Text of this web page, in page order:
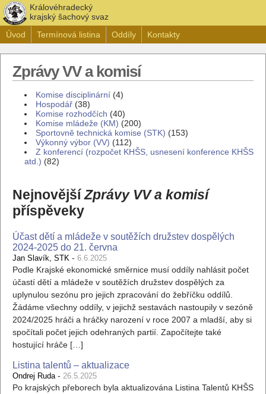
Královéhradecký
krajský šachový svaz
Úvod
Termínová listina Oddíly Kontakty
Zprávy VV a komisí
Komise disciplinární (4)
Hospodář (38)
Komise rozhodčích (40)
Komise mládeže (KM) (200)
Sportovně technická komise (STK) (153)
Výkonný výbor (VV) (112)
Z konferencí (rozpočet KHŠS, usnesení konference KHŠS
atd.) (82)
NejnovějšíZprávy VV a komisí
příspěveky
Účast dětí a mládeže v soutěžích družstev dospělých
2024-2025 do 21. června
Jan Slavík, STK - 6.6.2025
Podle Krajské ekonomické směrnice musí oddíly nahlásit počet
účastí dětí a mládeže v soutěžích družstev dospělých za
uplynulou sezónu pro jejich zpracování do žebříčku oddílů.
Žádáme všechny oddíly, v jejichž sestavách nastoupily v sezóně
2024/2025 hráči a hráčky narození v roce 2007 a mladší, aby si
spočítali počet jejich odehraných partií. Započítejte také
hostující hráče […]
Listina talentů – aktualizace
Ondrej Ruda - 26.5.2025
Po krajských přeborech byla aktualizována Listina Talentů KHŠS